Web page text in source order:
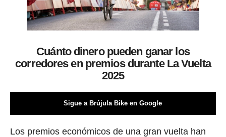
Cuánto dinero pueden ganar los
corredores en premios durante La Vuelta
2025
Sigue a Brújula Bike en Google
Los premios económicos de una gran vuelta han